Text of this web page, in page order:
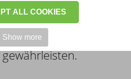
ALL COOKIES
Show more
zur
um eine
transparente